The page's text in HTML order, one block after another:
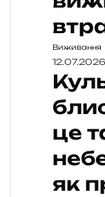
Виживання
12.07.2026
це
як